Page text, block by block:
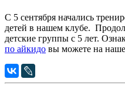
С 5 сентября начались
детей в нашем клубе.
детские группы с 5 лет.
по айкидо вы можете на